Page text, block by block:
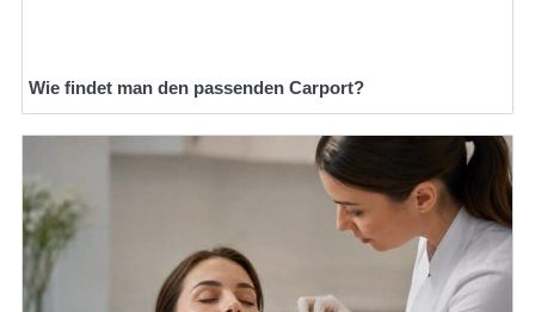
Wie findet man den passenden Carport?